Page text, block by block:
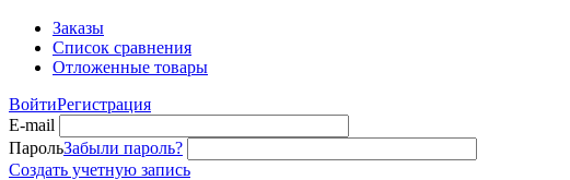
Заказы
Список сравнения
Отложенные товары
ВойтиРегистрация
E-mail
ПарольЗабыли пароль?
Создать учетную запись